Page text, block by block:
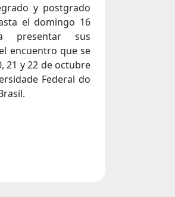
y postgrado
el domingo 16
presentar sus
encuentro que se
21 y 22 de octubre
Federal do